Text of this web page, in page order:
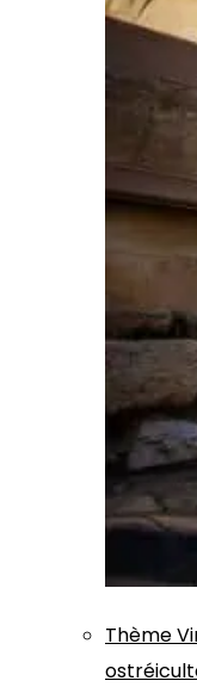
Thème